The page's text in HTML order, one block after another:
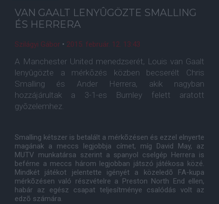
VAN GAALT LENYÛGÖZTE SMALLING
ÉS HERRERA
Szilágyi Gábor • 2015. február. 12. 13:43
A Manchester United menedzserét, Louis van Gaalt
lenyûgözte a mérkõzés közben becserélt Chris
Smalling és Ander Herrera, akik nagyban
hozzájárultak a 3-1-es Burnley felett aratott
gyõzelemhez.
Smalling kétszer is betalált a mérkõzésen és ezzel elnyerte
magának a meccs legjobbja címet, míg David May, az
MUTV munkatársa szerint a spanyol cselgép Herrera is
beférne a meccs három legjobban játszó játékosa közé.
Mindkét játékot jelentette igényét a közeledõ FA-kupa
mérkõzésen való részvételre a Preston North End ellen,
habár az egész csapat teljesítménye csalódás volt az
edzõ számára.